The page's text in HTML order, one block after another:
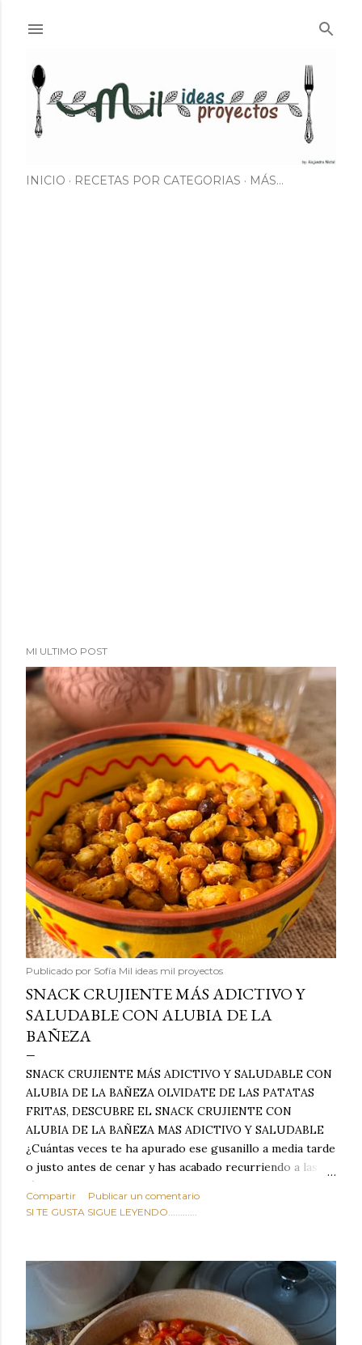
INICIO RECETAS POR CATEGORIAS MÁS…
MI ULTIMO POST
Publicado por Sofía Mil ideas mil proyectos
SNACK CRUJIENTE MÁS ADICTIVO Y
SALUDABLE CON ALUBIA DE LA
BAÑEZA
SNACK CRUJIENTE MÁS ADICTIVO Y SALUDABLE CON
ALUBIA DE LA BAÑEZA OLVIDATE DE LAS PATATAS
FRITAS, DESCUBRE EL SNACK CRUJIENTE CON
ALUBIA DE LA BAÑEZA MAS ADICTIVO Y SALUDABLE
¿Cuántas veces te ha apurado ese gusanillo a media tarde
o justo antes de cenar y has acabado recurriendo a las
típicas patatas de bolsa, frutos secos fritos o snacks
ultraprocesados llenos de grasas saturadas y sodio?
sabroso, con ese toque tostado y crujiente que tanto nos
satisface. Estas alubias crujientes al horno van a cambiar
por completo tu forma de ver las legumbres. Olvídate de
asociar las alubias únicamente a los guisos tradicionales y
copiosos de invierno. Con esta receta simple pero
Compartir
Publicar un comentario
SI TE GUSTA SIGUE LEYENDO............